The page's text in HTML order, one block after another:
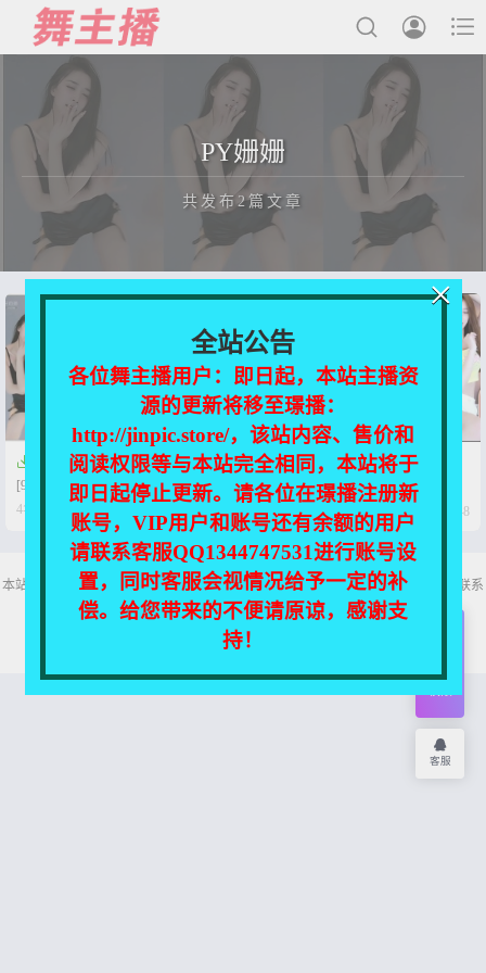



最新发布
国内主播
主播合集
充值&解压说明
用户中心
会员登陆
PY姗姗
共发布2篇文章
正在为您加载新内容

虎牙主播-PY姗姗 热舞视频合集
[9v/877m]
4年前
 0  32
 虎牙主播PY姗姗 6月热舞合集
[40V/9.64G]
 48
本站所有资源均收集自互联网，仅供个人欣赏交流，如不慎侵犯了您的权益，请联系
我们，我们将尽快处理！
Copyright © 2026 舞主播
全站公告
各位舞主播用户：即日起，本站主播资
源的更新将移至璟播：
http://jinpic.store/，该站内容、售价和
阅读权限等与本站完全相同，本站将于
即日起停止更新。请各位在璟播注册新
账号，VIP用户和账号还有余额的用户
请联系客服QQ1344747531进行账号设
置，同时客服会视情况给予一定的补
偿。给您带来的不便请原谅，感谢支
持！
×
会员
客服